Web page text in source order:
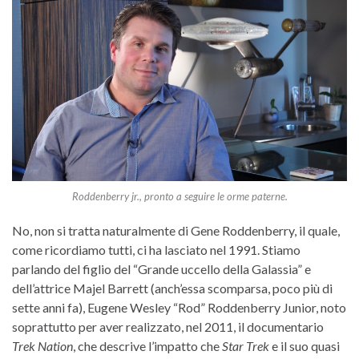
Roddenberry jr., pronto a seguire le orme paterne.
No, non si tratta naturalmente di Gene Roddenberry, il quale,
come ricordiamo tutti, ci ha lasciato nel 1991. Stiamo
parlando del figlio del “Grande uccello della Galassia” e
dell’attrice Majel Barrett (anch’essa scomparsa, poco più di
sette anni fa), Eugene Wesley “Rod” Roddenberry Junior, noto
soprattutto per aver realizzato, nel 2011, il documentario
Trek Nation, che descrive l’impatto cheStar Treke il suo quasi